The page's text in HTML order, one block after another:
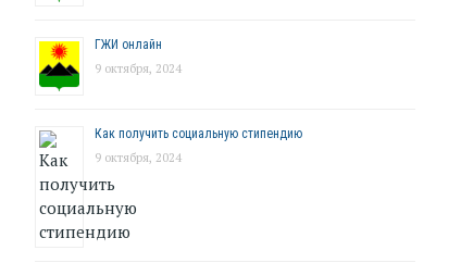
ГЖИ онлайн
9 октября, 2024
Как получить социальную стипендию
9 октября, 2024